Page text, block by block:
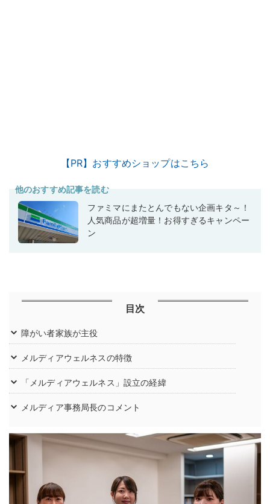
【PR】おすすめショップはこちら
他のおすすめ記事を読む
ファミマにまたとんでもない企画キタ～！
人気商品が超増量！お得すぎるキャンペー
ン
目次
障がい者家族が主役
メルディアウェルネスの特徴
「メルディアウェルネス」設立の経緯
メルディア事務局長のコメント